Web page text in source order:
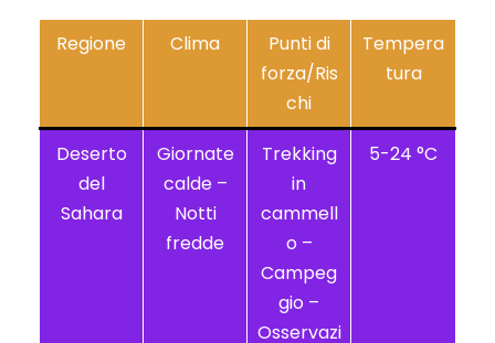
Regione Clima
Punti di
forza/Ris
chi
Tempera
tura
Deserto
del
Sahara
Giornate
calde –
Notti
fredde
Trekking
in
cammell
o –
Campeg
gio –
Osservazi
5-24 °C